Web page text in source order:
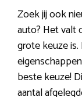
Zoek jij ook
auto? Het valt
grote keuze
beste keuze!
aantal